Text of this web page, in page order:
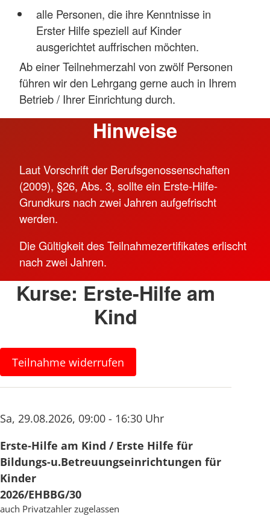
alle Personen, die ihre Kenntnisse in
Erster Hilfe speziell auf Kinder
ausgerichtet auffrischen möchten.
Ab einer Teilnehmerzahl von zwölf Personen
führen wir den Lehrgang gerne auch in Ihrem
Betrieb / Ihrer Einrichtung durch.
Hinweise
Laut Vorschrift der Berufsgenossenschaften
(2009), §26, Abs. 3, sollte ein Erste-Hilfe-
Grundkurs nach zwei Jahren aufgefrischt
werden.
Die Gültigkeit des Teilnahmezertifikates erlischt
nach zwei Jahren.
Kurse: Erste-Hilfe am
Kind
Teilnahme widerrufen
Sa, 29.08.2026, 09:00 - 16:30 Uhr
Erste-Hilfe am Kind / Erste Hilfe für
Bildungs-u.Betreuungseinrichtungen für
Kinder
2026/EHBBG/30
auch Privatzahler zugelassen